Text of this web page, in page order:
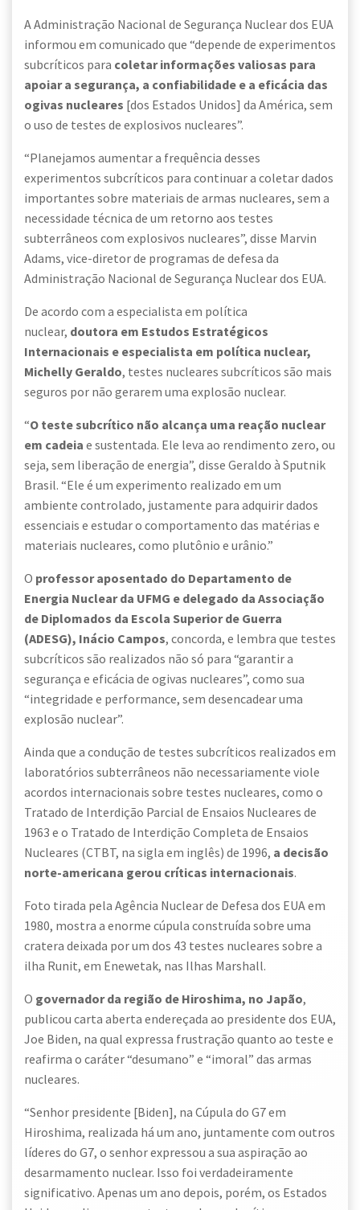
A Administração Nacional de Segurança Nuclear dos EUA
informou em comunicado que “depende de experimentos
subcríticos para coletar informações valiosas para
apoiar a segurança, a confiabilidade e a eficácia das
ogivas nucleares [dos Estados Unidos] da América, sem
o uso de testes de explosivos nucleares”.
“Planejamos aumentar a frequência desses
experimentos subcríticos para continuar a coletar dados
importantes sobre materiais de armas nucleares, sem a
necessidade técnica de um retorno aos testes
subterrâneos com explosivos nucleares”, disse Marvin
Adams, vice-diretor de programas de defesa da
Administração Nacional de Segurança Nuclear dos EUA.
De acordo com a especialista em política
nuclear, doutora em Estudos Estratégicos
Internacionais e especialista em política nuclear,
Michelly Geraldo, testes nucleares subcríticos são mais
seguros por não gerarem uma explosão nuclear.
“O teste subcrítico não alcança uma reação nuclear
em cadeia e sustentada. Ele leva ao rendimento zero, ou
seja, sem liberação de energia”, disse Geraldo à Sputnik
Brasil. “Ele é um experimento realizado em um
ambiente controlado, justamente para adquirir dados
essenciais e estudar o comportamento das matérias e
materiais nucleares, como plutônio e urânio.”
O professor aposentado do Departamento de
Energia Nuclear da UFMG e delegado da Associação
de Diplomados da Escola Superior de Guerra
(ADESG), Inácio Campos, concorda, e lembra que testes
subcríticos são realizados não só para “garantir a
segurança e eficácia de ogivas nucleares”, como sua
“integridade e performance, sem desencadear uma
explosão nuclear”.
Ainda que a condução de testes subcríticos realizados em
laboratórios subterrâneos não necessariamente viole
acordos internacionais sobre testes nucleares, como o
Tratado de Interdição Parcial de Ensaios Nucleares de
1963 e o Tratado de Interdição Completa de Ensaios
Nucleares (CTBT, na sigla em inglês) de 1996, a decisão
norte-americana gerou críticas internacionais.
Foto tirada pela Agência Nuclear de Defesa dos EUA em
1980, mostra a enorme cúpula construída sobre uma
cratera deixada por um dos 43 testes nucleares sobre a
ilha Runit, em Enewetak, nas Ilhas Marshall.
O governador da região de Hiroshima, no Japão,
publicou carta aberta endereçada ao presidente dos EUA,
Joe Biden, na qual expressa frustração quanto ao teste e
reafirma o caráter “desumano” e “imoral” das armas
nucleares.
“Senhor presidente [Biden], na Cúpula do G7 em
Hiroshima, realizada há um ano, juntamente com outros
líderes do G7, o senhor expressou a sua aspiração ao
desarmamento nuclear. Isso foi verdadeiramente
significativo. Apenas um ano depois, porém, os Estados